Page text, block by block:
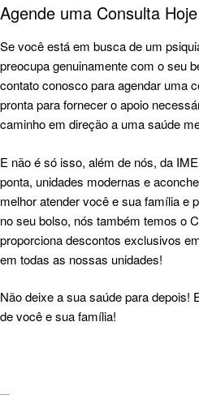
Agende uma Consulta
Se você está em busca de um
preocupa genuinamente com o seu
contato conosco para agendar uma
pronta para fornecer o apoio
caminho em direção a uma saúde
E não é só isso, além de nós, da
ponta, unidades modernas e
melhor atender você e sua família e
no seu bolso, nós também temos o
proporciona descontos exclusivos
em todas as nossas unidades!
Não deixe a sua saúde para depois!
de você e sua família!